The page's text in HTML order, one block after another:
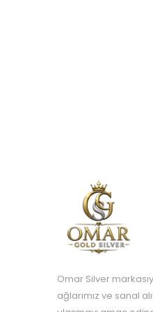
Omar Silver
ağlarımız ve sanal